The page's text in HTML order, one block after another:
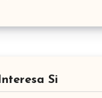
Si